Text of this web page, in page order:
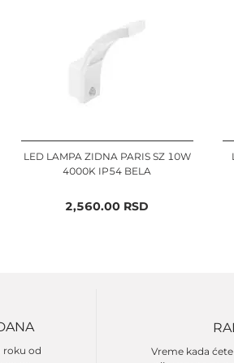
LED LAMPA ZIDNA PARIS SZ 10W
4000K IP54 BELA
2,560.00 RSD
roku od
Vreme kada